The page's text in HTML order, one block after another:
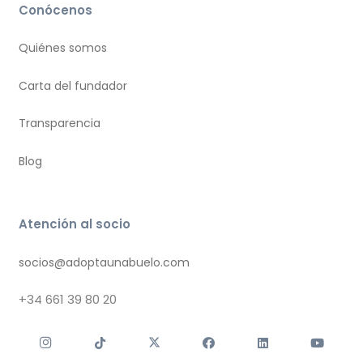
Conócenos
Quiénes somos
Carta del fundador
Transparencia
Blog
Atención al socio
socios@adoptaunabuelo.com
+34 661 39 80 20